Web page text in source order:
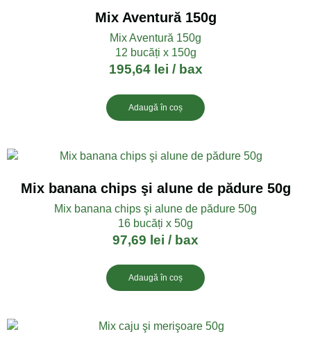
Mix Aventură 150g
Mix Aventură 150g
12 bucăți x 150g
195,64 lei / bax
Adaugă în coș
Mix banana chips şi alune de pădure 50g
Mix banana chips şi alune de pădure 50g
16 bucăți x 50g
97,69 lei / bax
Adaugă în coș